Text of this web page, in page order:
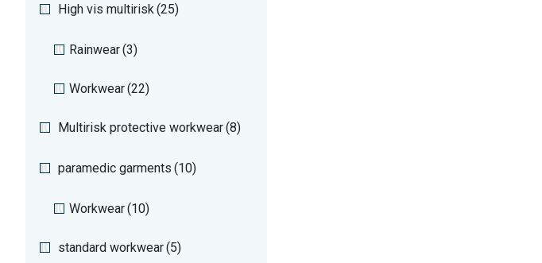
High vis multirisk (25)
Rainwear(3)
Workwear(22)
Multirisk protective workwear(8)
paramedic garments (10)
Workwear(10)
standard workwear(5)